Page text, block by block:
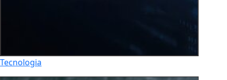
Tecnologia